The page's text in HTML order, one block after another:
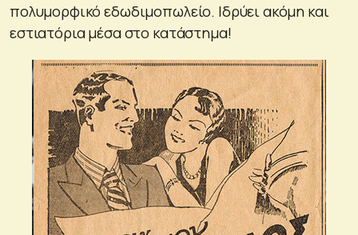
πολυμορφικό εδωδιμοπωλείο. Ιδρύει ακόμη και
εστιατόρια μέσα στο κατάστημα!